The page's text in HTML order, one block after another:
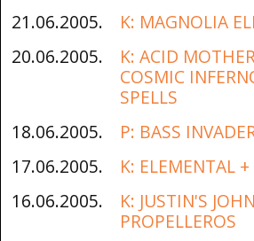
21.06.2005.
K: MAGNOLIA
20.06.2005.
K: ACID
COSMIC
SPELLS
18.06.2005.
P: BASS
17.06.2005.
K: ELEMENTAL
16.06.2005.
K: JUSTIN'S
PROPELLEROS